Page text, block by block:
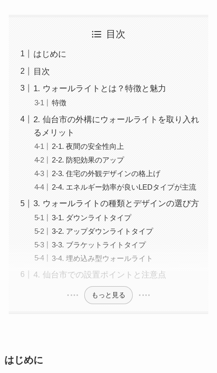
目次
はじめに
目次
1. ウォールライトとは？特徴と魅力
特徴
2. 仙台市の外構にウォールライトを取り入れ
るメリット
2-1. 夜間の安全性向上
2-2. 防犯効果のアップ
2-3. 住宅の外観デザインの格上げ
2-4. エネルギー効率が良いLEDタイプが主流
3. ウォールライトの種類とデザインの選び方
3-1. ダウンライトタイプ
3-2. アップダウンライトタイプ
3-3. ブラケットライトタイプ
3-4. 埋め込み型ウォールライト
4. 仙台市での設置ポイントと注意点
もっと見る
はじめに